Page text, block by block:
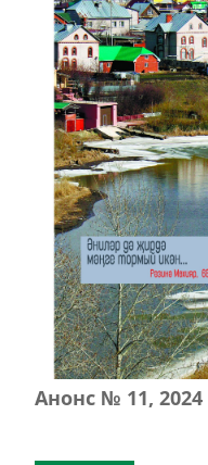
Анонс № 11, 2024